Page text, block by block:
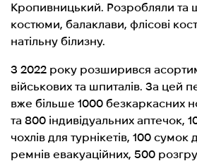
Кропивницький. Розробляли та
костюми, балаклави, флісові
натільну білизну.
З 2022 року розширився
військових та шпиталів. За цей
вже більше 1000 безкаркасних
та 800 індивідуальних аптечок,
чохлів для турнікетів, 100 сумок
ремнів евакуаційних, 500